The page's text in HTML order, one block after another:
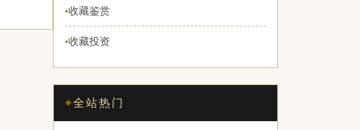
♦收藏鉴赏
♦收藏投资
全站热门